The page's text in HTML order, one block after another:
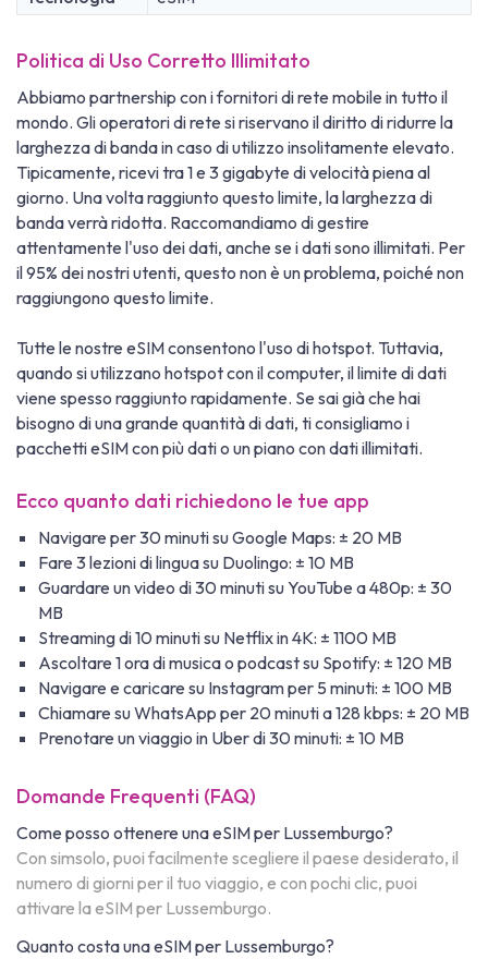
Politica di Uso Corretto Illimitato
Abbiamo partnership con i fornitori di rete mobile in tutto il
mondo. Gli operatori di rete si riservano il diritto di ridurre la
larghezza di banda in caso di utilizzo insolitamente elevato.
Tipicamente, ricevi tra 1 e 3 gigabyte di velocità piena al
giorno. Una volta raggiunto questo limite, la larghezza di
banda verrà ridotta. Raccomandiamo di gestire
attentamente l'uso dei dati, anche se i dati sono illimitati. Per
il 95% dei nostri utenti, questo non è un problema, poiché non
raggiungono questo limite.
Tutte le nostre eSIM consentono l'uso di hotspot. Tuttavia,
quando si utilizzano hotspot con il computer, il limite di dati
viene spesso raggiunto rapidamente. Se sai già che hai
bisogno di una grande quantità di dati, ti consigliamo i
pacchetti eSIM con più dati o un piano con dati illimitati.
Ecco quanto dati richiedono le tue app
Navigare per 30 minuti su Google Maps: ± 20 MB
Fare 3 lezioni di lingua su Duolingo: ± 10 MB
Guardare un video di 30 minuti su YouTube a 480p: ± 30
MB
Streaming di 10 minuti su Netflix in 4K: ± 1100 MB
Ascoltare 1 ora di musica o podcast su Spotify: ± 120 MB
Navigare e caricare su Instagram per 5 minuti: ± 100 MB
Chiamare su WhatsApp per 20 minuti a 128 kbps: ± 20 MB
Prenotare un viaggio in Uber di 30 minuti: ± 10 MB
Domande Frequenti (FAQ)
Come posso ottenere una eSIM per Lussemburgo?
Con simsolo, puoi facilmente scegliere il paese desiderato, il
numero di giorni per il tuo viaggio, e con pochi clic, puoi
attivare la eSIM per Lussemburgo.
Quanto costa una eSIM per Lussemburgo?